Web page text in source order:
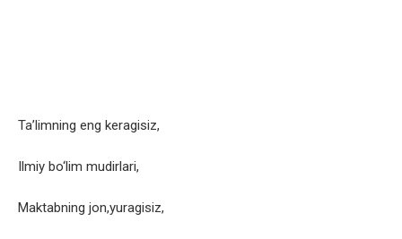
Ta’limning eng keragisiz,
Ilmiy bo‘lim mudirlari,
Maktabning jon,yuragisiz,